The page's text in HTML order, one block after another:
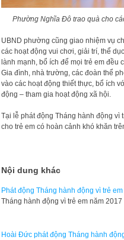
Phường Nghĩa Đô trao quà cho
UBND phường cũng giao nhiệm vụ
các hoạt động vui chơi, giải trí, thể
lành mạnh, bổ ích để mọi trẻ em đều
Gia đình, nhà trường, các đoàn thể
vào các hoạt động thiết thực, bổ ích
động – tham gia hoạt động xã hội.
Tại lễ phát động Tháng hành động
cho trẻ em có hoàn cảnh khó khăn
Nội dung khác
Phát động Tháng hành động vì trẻ
Tháng hành động vì trẻ em năm
Hoài Đức phát động Tháng hành